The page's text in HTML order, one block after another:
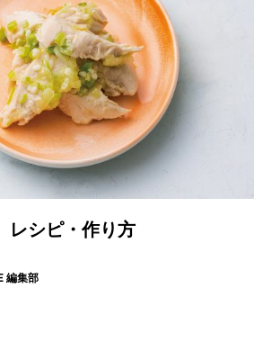
シピ・作り方
編集部